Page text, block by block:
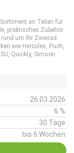
an Teilen für
praktisches Zubehör
um Ihr Zweirad.
wie Hercules, Puch,
Quickly, Simson
26.03.2026
6 %
30 Tage
bis 6 Wochen